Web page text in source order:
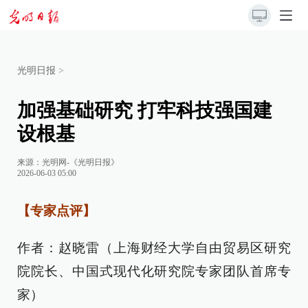
光明日报 >
加强基础研究 打牢科技强国建
设根基
来源： 光明网-《光明日报》
2026-06-03 05:00
【专家点评】
作者：赵晓雷（上海财经大学自由贸易区研究
院院长、中国式现代化研究院专家团队首席专
家）